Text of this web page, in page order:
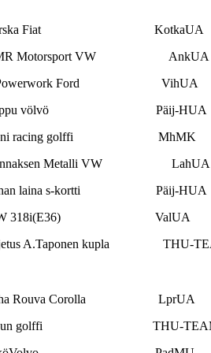
Murska Fiat KotkaUA
Motorsport VW AnkUA
Powerwork Ford VihUA
Huippu völvö Päij-HUA
racing golffi MhMK
Metalli VW LahUA
laina s-kortti Päij-HUA
318i(E36) ValUA
A.Taponen kupla THU-
Rouva Corolla LprUA
golffi THU-